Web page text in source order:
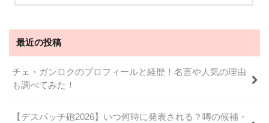
最近の投稿
チェ・ガンロクのプロフィールと経歴！名言や人気の理由
も調べてみた！
【デスパッチ砲2026】いつ何時に発表される？噂の候補・